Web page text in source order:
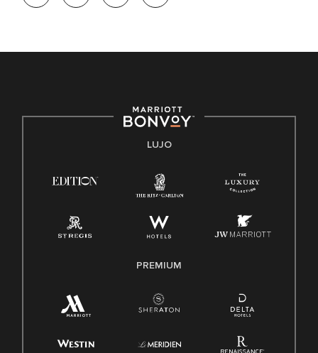
de trabajo diversa y a mantener una cultura inclusiva.
Derecho a trabajar inglés/español
Conozca sus derechos
Ley de licencia familiar y médica (FMLA)
LUJO
PREMIUM